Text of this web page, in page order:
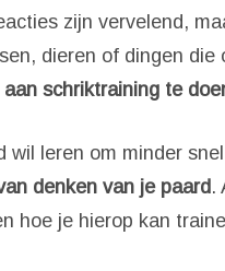
Druk op 'Enter' om te
zijn vervelend,
dieren of dingen die
aan schriktraining te
wil leren om minder
denken van je paard .
hoe je hierop kan